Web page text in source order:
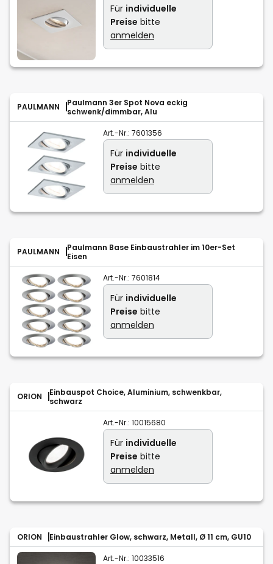
Für individuelle
Preise bitte
anmelden
PAULMANN
Paulmann 3er Spot Nova eckig
schwenk/dimmbar, Alu
Art.-Nr.: 7601356
Für individuelle
Preise bitte
anmelden
PAULMANN
Paulmann Base Einbaustrahler im 10er-Set
Eisen
Art.-Nr.: 7601814
Für individuelle
Preise bitte
anmelden
ORION
Einbauspot Choice, Aluminium, schwenkbar,
schwarz
Art.-Nr.: 10015680
Für individuelle
Preise bitte
anmelden
ORION Einbaustrahler Glow, schwarz, Metall, Ø 11 cm, GU10
Art.-Nr.: 10033516